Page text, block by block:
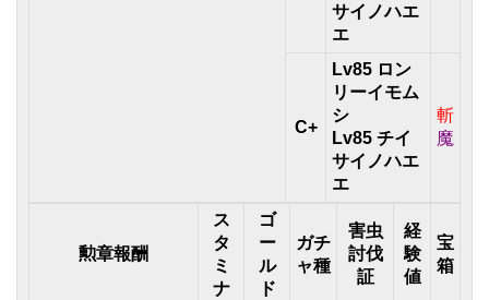
サイノハエ
エ
C+
Lv85 ロン
リーイモム
シ
Lv85 チイ
サイノハエ
エ
斬
魔
勲章報酬
ス
タ
ミ
ナ
ゴ
ー
ル
ド
ガチ
ャ種
害虫
討伐
証
経
験
値
宝
箱